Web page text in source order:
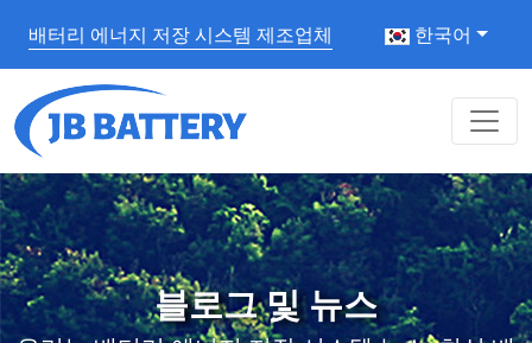
배터리 에너지 저장 시스템 제조업체 한국어
블로그 및 뉴스